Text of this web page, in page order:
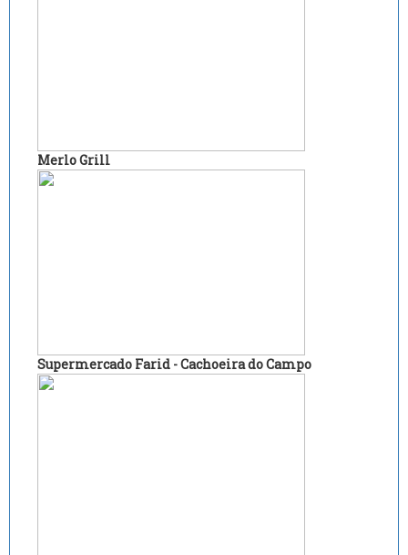
Merlo Grill
Supermercado Farid - Cachoeira do Campo